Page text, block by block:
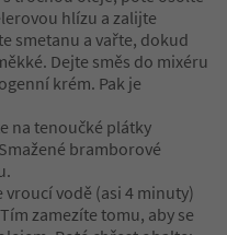
hlízu a zalijte
smetanu a vařte, dokud
Dejte směs do mixéru
krém. Pak je
na tenoučké plátky
bramborové
vodě (asi 4 minuty)
zamezíte tomu, aby se